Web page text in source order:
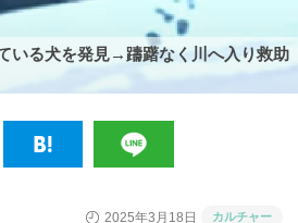
いる犬を発見→躊躇なく川へ入り救助
2025年3月18日 カルチャー